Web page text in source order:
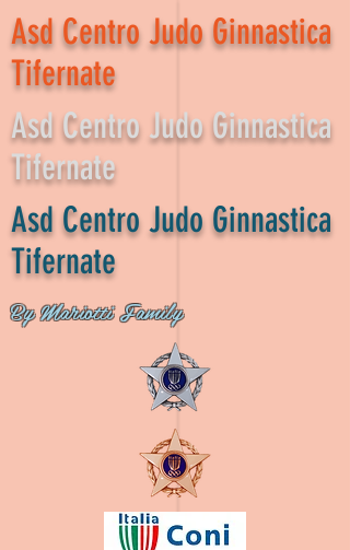
Asd Centro Judo Ginnastica
Tifernate
Asd Centro Judo Ginnastica
Tifernate
Asd Centro Judo Ginnastica
Tifernate
By Mariotti Family